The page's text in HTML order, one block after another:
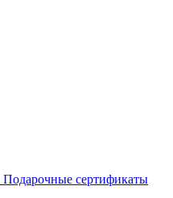
Подарочные сертификаты